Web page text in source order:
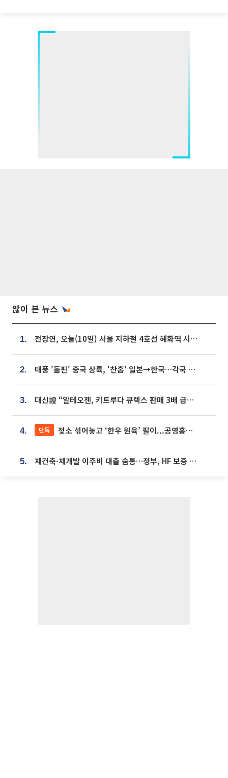
많이 본 뉴스
1. 전장연, 오늘(10일) 서울 지하철 4호선 혜화역 시위…1호선 용산역 무정차
2. 태풍 '돌핀' 중국 상륙, '찬홈' 일본→한국…각국 기상청 예상 경로는?
3. 대신證 “알테오젠, 키트루다 큐렉스 판매 3배 급증…목표가 41만원 상향”
4. 단독 젖소 섞어놓고 ‘한우 원육’ 팔이...공영홈쇼핑 표기·검증 구멍
5. 재건축·재개발 이주비 대출 숨통…정부, HF 보증 신설 추진